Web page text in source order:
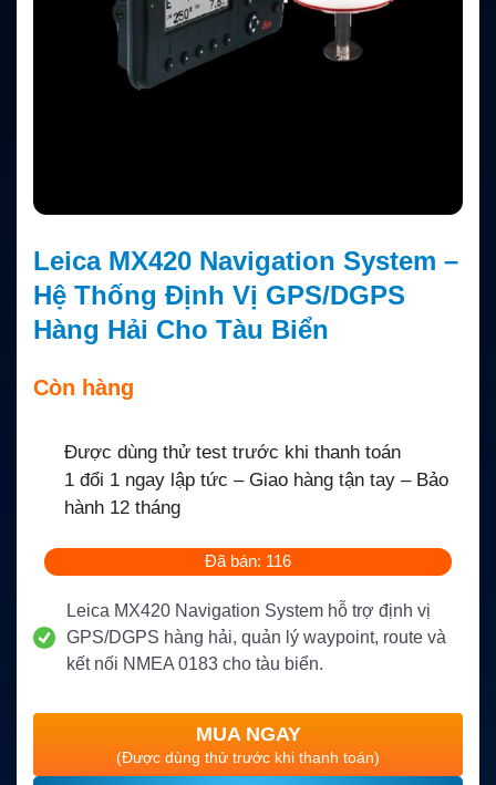
Leica MX420 Navigation System –
Hệ Thống Định Vị GPS/DGPS
Hàng Hải Cho Tàu Biển
Còn hàng
Được dùng thử test trước khi thanh toán
1 đổi 1 ngay lập tức – Giao hàng tận tay – Bảo
hành 12 tháng
Đã bán: 116
Leica MX420 Navigation System hỗ trợ định vị
GPS/DGPS hàng hải, quản lý waypoint, route và
kết nối NMEA 0183 cho tàu biển.
MUA NGAY
(Được dùng thử trước khi thanh toán)